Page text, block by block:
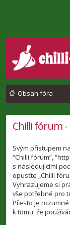
Obsah fóra
Chilli fórum -
Svým přístupem
“Chilli fórum”,
s následujícími
opusťte „Chilli
Vyhrazujeme si
vše potřebné pro
Přesto je
k tomu, že